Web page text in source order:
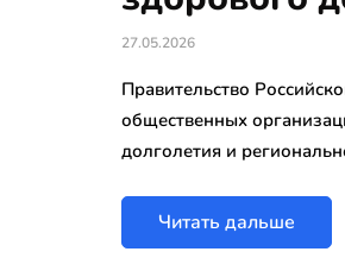
27.05.2026
Правительство
общественных
долголетия и
Читать дальше